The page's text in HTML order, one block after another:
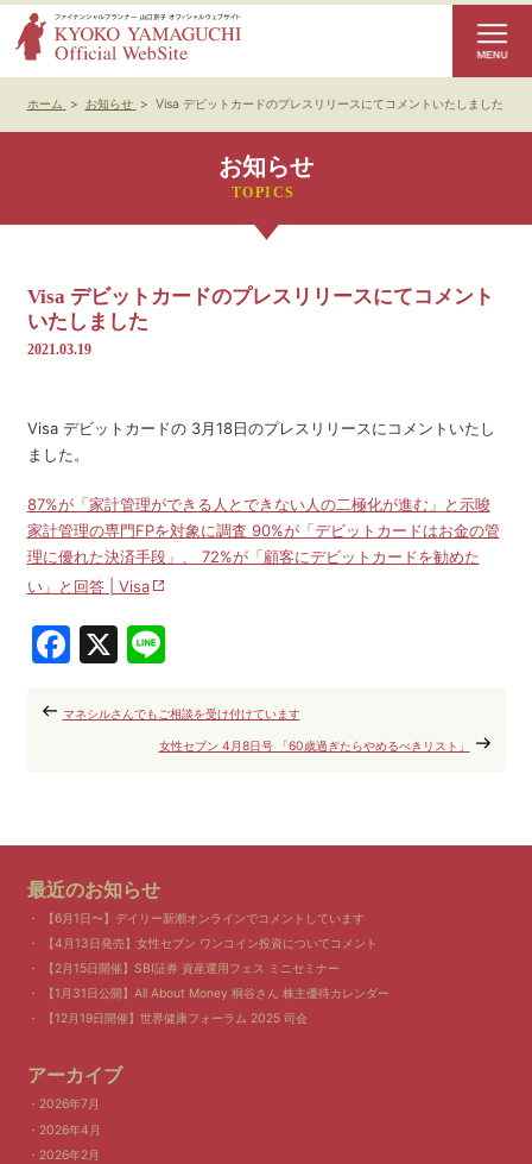
ホーム > お知らせ > Visa デビットカードのプレスリリースにてコメントいたしました
お知らせ
Visa デビットカードのプレスリリースにてコメント
いたしました
2021.03.19
Visa デビットカードの 3月18日のプレスリリースにコメントいたし
ました。
87%が「家計管理ができる人とできない人の二極化が進む」と示唆
家計管理の専門FPを対象に調査 90%が「デビットカードはお金の管
理に優れた決済手段」、 72%が「顧客にデビットカードを勧めた
い」と回答 | Visa
Facebook
X Line
マネシルさんでもご相談を受け付けています
女性セブン 4月8日号 「60歳過ぎたらやめるべきリスト」
最近のお知らせ
【6月1日〜】デイリー新潮オンラインでコメントしています
【4月13日発売】女性セブン ワンコイン投資についてコメント
【2月15日開催】SBI証券 資産運用フェス ミニセミナー
【1月31日公開】All About Money 桐谷さん 株主優待カレンダー
【12月19日開催】世界健康フォーラム 2025 司会
アーカイブ
2026年7月
2026年4月
2026年2月